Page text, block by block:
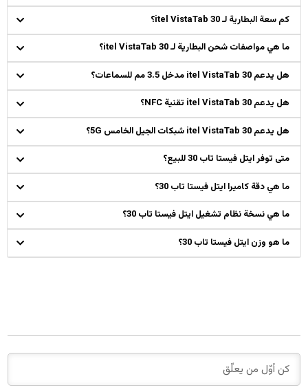
كم سعة البطارية لـ itel VistaTab 30؟
ما هي مواصفات شحن البطارية لـ itel VistaTab 30؟
هل يدعم itel VistaTab 30 مدخل 3.5 مم للسماعات؟
هل يدعم itel VistaTab 30 تقنية NFC؟
هل يدعم itel VistaTab 30 شبكات الجيل الخامس 5G؟
متى توفر ايتل فيستا تاب 30 للبيع؟
ما هي دقة كاميرا ايتل فيستا تاب 30؟
ما هي نسخة نظام تشغيل ايتل فيستا تاب 30؟
ما هو وزن ايتل فيستا تاب 30؟